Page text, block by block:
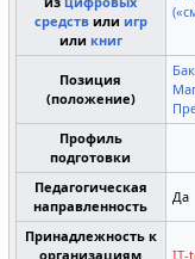
средствили игр
или книг
Позиция
(положение)
Профиль
подготовки
Педагогическая
направленность
Да
Принадлежность к
организациям
IT-